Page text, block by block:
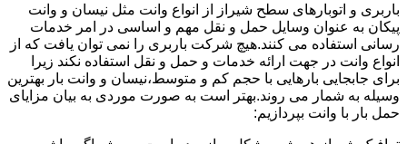
باربری و اتوبارهای سطح شیراز از انواع وانت مثل نیسان و وانت
پیکان به عنوان وسایل حمل و نقل مهم و اساسی در امر خدمات
رسانی استفاده می کنند.هیچ شرکت باربری را نمی توان یافت که از
انواع وانت در جهت ارائه خدمات و حمل و نقل استفاده نکند زیرا
برای جابجایی بارهایی با حجم کم و متوسط،نیسان و وانت بار بهترین
وسیله به شمار می روند.بهتر است به صورت موردی به بیان مزایای
حمل بار با وانت بپردازیم: